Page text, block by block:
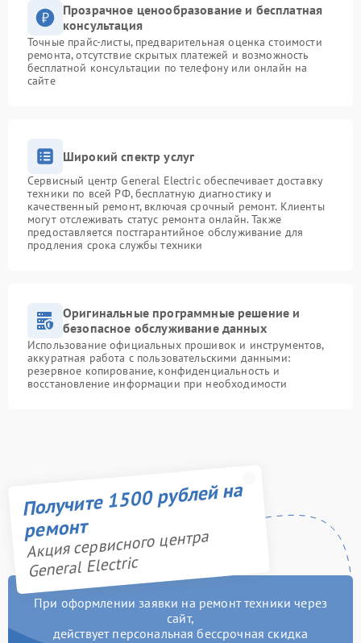
Прозрачное ценообразование и бесплатная
консультация
Точные прайс-листы, предварительная оценка стоимости
ремонта, отсутствие скрытых платежей и возможность
бесплатной консультации по телефону или онлайн на
сайте
Широкий спектр услуг
Сервисный центр General Electric обеспечивает доставку
техники по всей РФ, бесплатную диагностику и
качественный ремонт, включая срочный ремонт. Клиенты
могут отслеживать статус ремонта онлайн. Также
предоставляется постгарантийное обслуживание для
продления срока службы техники
Оригинальные программные решение и
безопасное обслуживание данных
Использование официальных прошивок и инструментов,
аккуратная работа с пользовательскими данными:
резервное копирование, конфиденциальность и
восстановление информации при необходимости
Получите 1500 рублей на
ремонт
Акция сервисного центра
General Electric
При оформлении заявки на ремонт техники через
сайт,
действует персональная бессрочная скидка